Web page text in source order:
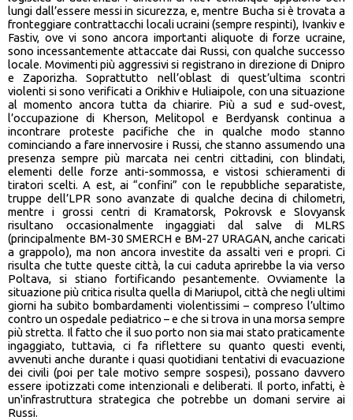
lungi dall’essere messi in sicurezza, e, mentre Bucha si è trovata a
fronteggiare contrattacchi locali ucraini (sempre respinti), Ivankiv e
Fastiv, ove vi sono ancora importanti aliquote di forze ucraine,
sono incessantemente attaccate dai Russi, con qualche successo
locale. Movimenti più aggressivi si registrano in direzione di Dnipro
e Zaporizha. Soprattutto nell’oblast di quest’ultima scontri
violenti si sono verificati a Orikhiv e Huliaipole, con una situazione
al momento ancora tutta da chiarire. Più a sud e sud-ovest,
l’occupazione di Kherson, Melitopol e Berdyansk continua a
incontrare proteste pacifiche che in qualche modo stanno
cominciando a fare innervosire i Russi, che stanno assumendo una
presenza sempre più marcata nei centri cittadini, con blindati,
elementi delle forze anti-sommossa, e vistosi schieramenti di
tiratori scelti. A est, ai “confini” con le repubbliche separatiste,
truppe dell’LPR sono avanzate di qualche decina di chilometri,
mentre i grossi centri di Kramatorsk, Pokrovsk e Slovyansk
risultano occasionalmente ingaggiati dal salve di MLRS
(principalmente BM-30 SMERCH e BM-27 URAGAN, anche caricati
a grappolo), ma non ancora investite da assalti veri e propri. Ci
risulta che tutte queste città, la cui caduta aprirebbe la via verso
Poltava, si stiano fortificando pesantemente. Ovviamente la
situazione più critica risulta quella di Mariupol, città che negli ultimi
giorni ha subito bombardamenti violentissimi – compreso l’ultimo
contro un ospedale pediatrico – e che si trova in una morsa sempre
più stretta. Il fatto che il suo porto non sia mai stato praticamente
ingaggiato, tuttavia, ci fa riflettere su quanto questi eventi,
avvenuti anche durante i quasi quotidiani tentativi di evacuazione
dei civili (poi per tale motivo sempre sospesi), possano davvero
essere ipotizzati come intenzionali e deliberati. Il porto, infatti, è
un'infrastruttura strategica che potrebbe un domani servire ai
Russi.